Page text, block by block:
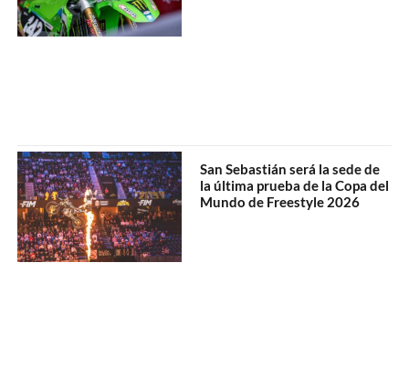
San Sebastián será la sede de
la última prueba de la Copa del
Mundo de Freestyle 2026